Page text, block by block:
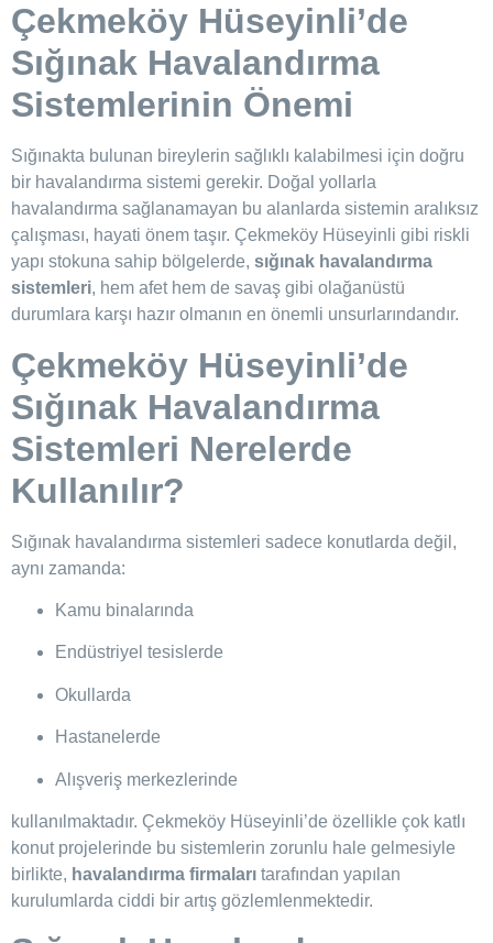
Çekmeköy Hüseyinli’de
Sığınak Havalandırma
Sistemlerinin Önemi
Sığınakta bulunan bireylerin sağlıklı kalabilmesi için doğru
bir havalandırma sistemi gerekir. Doğal yollarla
havalandırma sağlanamayan bu alanlarda sistemin aralıksız
çalışması, hayati önem taşır. Çekmeköy Hüseyinli gibi riskli
yapı stokuna sahip bölgelerde, sığınak havalandırma
sistemleri, hem afet hem de savaş gibi olağanüstü
durumlara karşı hazır olmanın en önemli unsurlarındandır.
Çekmeköy Hüseyinli’de
Sığınak Havalandırma
Sistemleri Nerelerde
Kullanılır?
Sığınak havalandırma sistemleri sadece konutlarda değil,
aynı zamanda:
Kamu binalarında
Endüstriyel tesislerde
Okullarda
Hastanelerde
Alışveriş merkezlerinde
kullanılmaktadır. Çekmeköy Hüseyinli’de özellikle çok katlı
konut projelerinde bu sistemlerin zorunlu hale gelmesiyle
birlikte, havalandırma firmaları tarafından yapılan
kurulumlarda ciddi bir artış gözlemlenmektedir.